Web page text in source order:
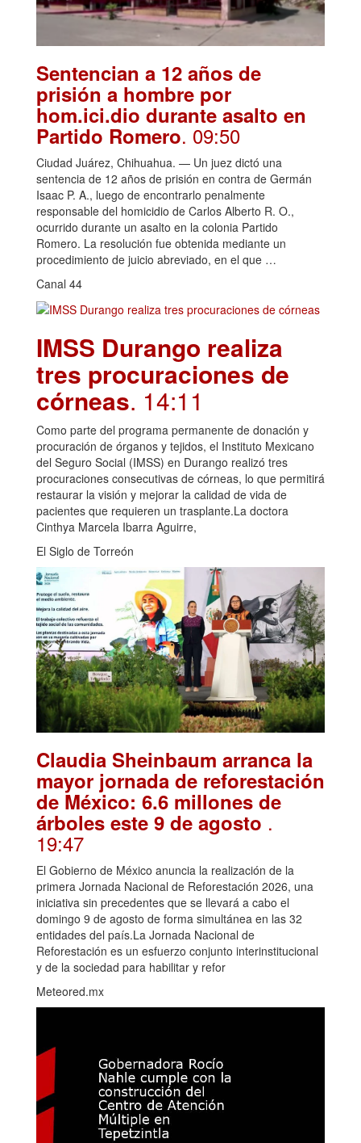
Sentencian a 12 años de
prisión a hombre por
hom.ici.dio durante asalto en
Partido Romero. 09:50
Ciudad Juárez, Chihuahua. — Un juez dictó una
sentencia de 12 años de prisión en contra de Germán
Isaac P. A., luego de encontrarlo penalmente
responsable del homicidio de Carlos Alberto R. O.,
ocurrido durante un asalto en la colonia Partido
Romero. La resolución fue obtenida mediante un
procedimiento de juicio abreviado, en el que …
Canal 44
IMSS Durango realiza
tres procuraciones de
córneas. 14:11
Como parte del programa permanente de donación y
procuración de órganos y tejidos, el Instituto Mexicano
del Seguro Social (IMSS) en Durango realizó tres
procuraciones consecutivas de córneas, lo que permitirá
restaurar la visión y mejorar la calidad de vida de
pacientes que requieren un trasplante.La doctora
Cinthya Marcela Ibarra Aguirre,
El Siglo de Torreón
Claudia Sheinbaum arranca la
mayor jornada de reforestación
de México: 6.6 millones de
árboles este 9 de agosto .
19:47
El Gobierno de México anuncia la realización de la
primera Jornada Nacional de Reforestación 2026, una
iniciativa sin precedentes que se llevará a cabo el
domingo 9 de agosto de forma simultánea en las 32
entidades del país.La Jornada Nacional de
Reforestación es un esfuerzo conjunto interinstitucional
y de la sociedad para habilitar y refor
Meteored.mx